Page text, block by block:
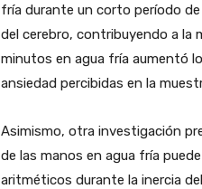
fría durante un corto período
del cerebro, contribuyendo a la
minutos en agua fría aumentó
ansiedad percibidas en la
Asimismo, otra investigación
de las manos en agua fría
aritméticos durante la inercia